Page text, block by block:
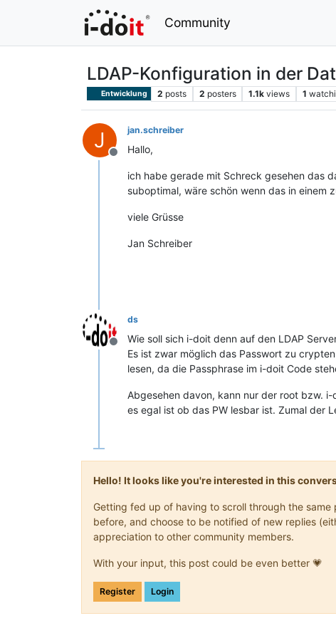
Community
LDAP-Konfiguration in der
Entwicklung 2 posts 2 posters 1.1k views 1
J
Offline
jan.schreiber
Hallo,
ich habe gerade mit Schreck gesehen das
suboptimal, wäre schön wenn das in einem
viele Grüsse
Jan Schreiber
Offline
ds
Wie soll sich i-doit denn auf den LDAP
Es ist zwar möglich das Passwort zu
lesen, da die Passphrase im i-doit Code
Abgesehen davon, kann nur der root bzw.
es egal ist ob das PW lesbar ist. Zumal der
Hello! It looks like you're interested in this
Getting fed up of having to scroll through the
before, and choose to be notified of new replies
appreciation to other community members.
With your input, this post could be even better 💗
Register Login